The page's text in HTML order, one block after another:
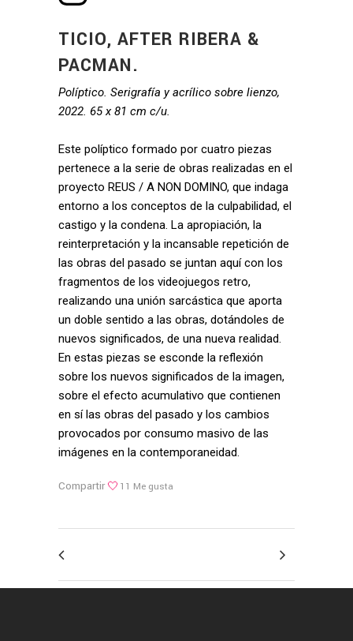
TICIO, AFTER RIBERA &
PACMAN.
Políptico. Serigrafía y acrílico sobre lienzo,
2022. 65 x 81 cm c/u.
Este políptico formado por cuatro piezas
pertenece a la serie de obras realizadas en el
proyecto REUS / A NON DOMINO, que indaga
entorno a los conceptos de la culpabilidad, el
castigo y la condena. La apropiación, la
reinterpretación y la incansable repetición de
las obras del pasado se juntan aquí con los
fragmentos de los videojuegos retro,
realizando una unión sarcástica que aporta
un doble sentido a las obras, dotándoles de
nuevos significados, de una nueva realidad.
En estas piezas se esconde la reflexión
sobre los nuevos significados de la imagen,
sobre el efecto acumulativo que contienen
en sí las obras del pasado y los cambios
provocados por consumo masivo de las
imágenes en la contemporaneidad.
Compartir 11 Me gusta